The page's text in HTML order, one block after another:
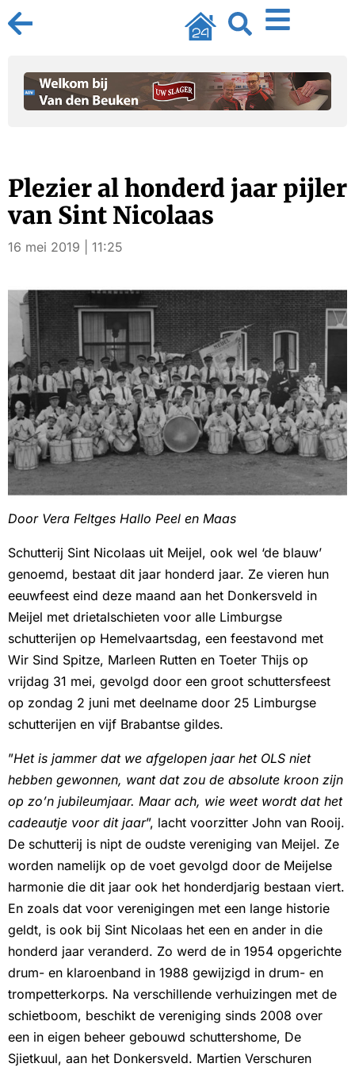
Plezier al honderd jaar pijler
van Sint Nicolaas
16 mei 2019 | 11:25
Door Vera Feltges Hallo Peel en Maas
Schutterij Sint Nicolaas uit Meijel, ook wel ‘de blauw’
genoemd, bestaat dit jaar honderd jaar. Ze vieren hun
eeuwfeest eind deze maand aan het Donkersveld in
Meijel met drietalschieten voor alle Limburgse
schutterijen op Hemelvaartsdag, een feestavond met
Wir Sind Spitze, Marleen Rutten en Toeter Thijs op
vrijdag 31 mei, gevolgd door een groot schuttersfeest
op zondag 2 juni met deelname door 25 Limburgse
schutterijen en vijf Brabantse gildes.
”Het is jammer dat we afgelopen jaar het OLS niet
hebben gewonnen, want dat zou de absolute kroon zijn
op zo’n jubileumjaar. Maar ach, wie weet wordt dat het
cadeautje voor dit jaar”, lacht voorzitter John van Rooij.
De schutterij is nipt de oudste vereniging van Meijel. Ze
worden namelijk op de voet gevolgd door de Meijelse
harmonie die dit jaar ook het honderdjarig bestaan viert.
En zoals dat voor verenigingen met een lange historie
geldt, is ook bij Sint Nicolaas het een en ander in die
honderd jaar veranderd. Zo werd de in 1954 opgerichte
drum- en klaroenband in 1988 gewijzigd in drum- en
trompetterkorps. Na verschillende verhuizingen met de
schietboom, beschikt de vereniging sinds 2008 over
een in eigen beheer gebouwd schuttershome, De
Sjietkuul, aan het Donkersveld. Martien Verschuren